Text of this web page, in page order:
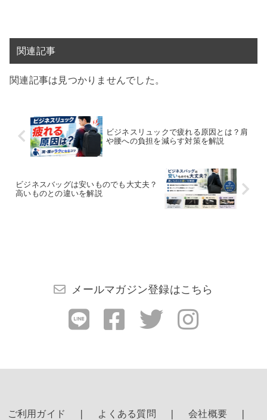
関連記事
関連記事は見つかりませんでした。
ビジネスリュックで疲れる原因とは？肩
や腰への負担を減らす対策を解説
ビジネスバッグは安いものでも大丈夫？
高いものとの違いを解説
メールマガジン登録はこちら
ご利用ガイド よくある質問 会社概要